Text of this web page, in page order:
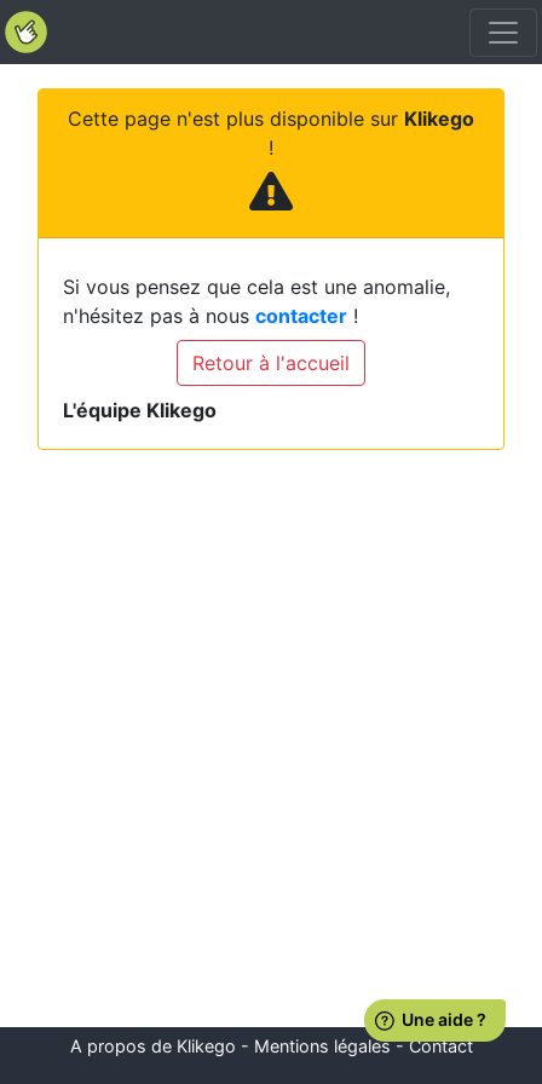
Cette page n'est plus disponible sur Klikego
!
Si vous pensez que cela est une anomalie,
n'hésitez pas à nous contacter !
Retour à l'accueil
L'équipe Klikego
A propos de Klikego - Mentions légales-Contact